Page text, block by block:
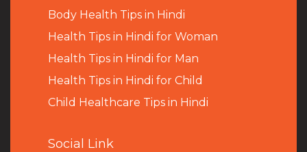
Body Health Tips in Hindi
Health Tips in Hindi for Woman
Health Tips in Hindi for Man
Health Tips in Hindi for Child
Child Healthcare Tips in Hindi
Social Link